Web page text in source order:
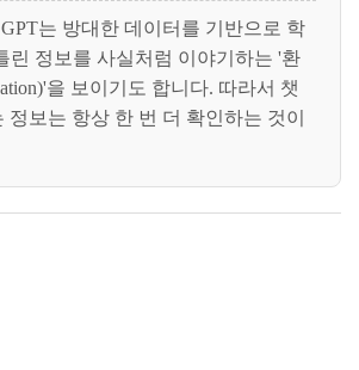
는 방대한 데이터를 기반으로 학
린 정보를 사실처럼 이야기하는 '환
을 보이기도 합니다. 따라서 챗
정보는 항상 한 번 더 확인하는 것이